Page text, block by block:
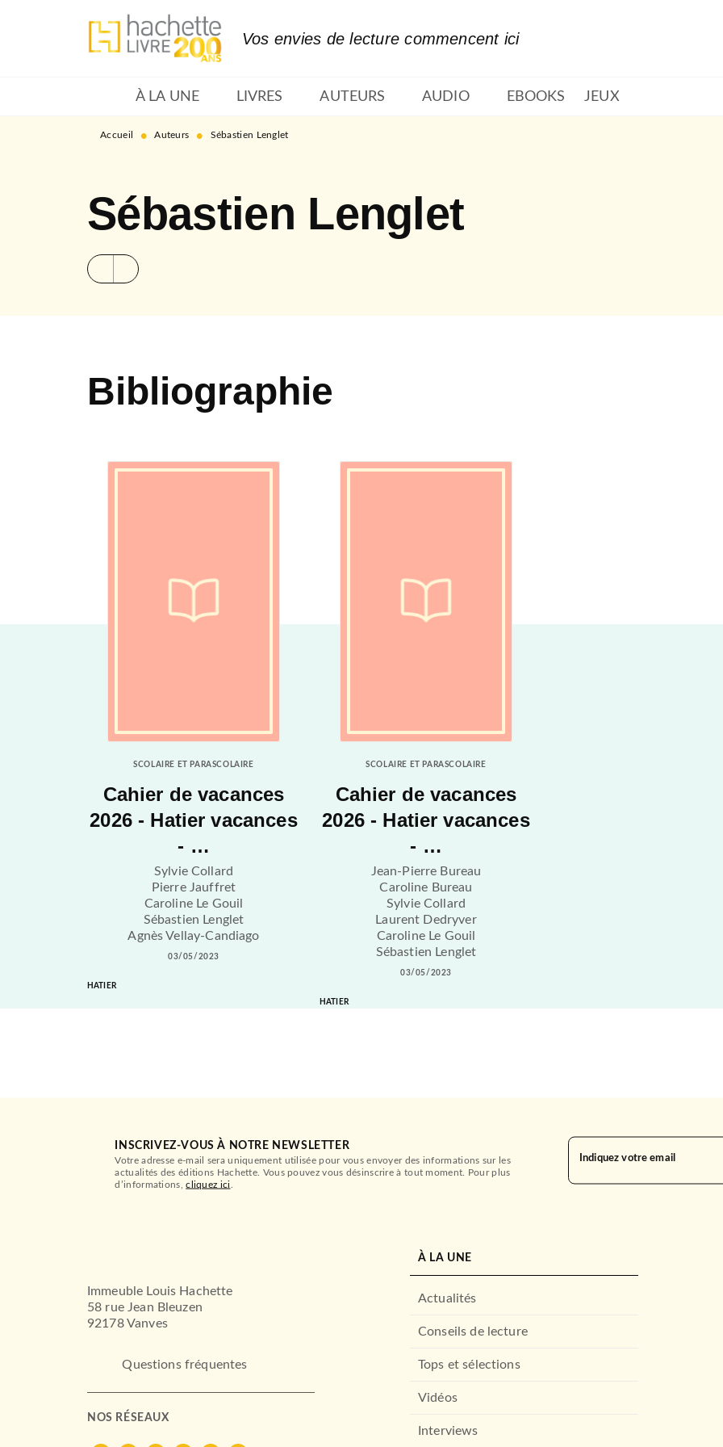
MENU RECHERCHE
Vos envies de lecture commencent ici
À LA UNE LIVRES AUTEURS AUDIO EBOOKS JEUX
Accueil • Auteurs • Sébastien Lenglet
Sébastien Lenglet
Bibliographie
SCOLAIRE ET PARASCOLAIRE
Cahier de vacances
2026 - Hatier vacances
- …
Sylvie Collard
Pierre Jauffret
Caroline Le Gouil
Sébastien Lenglet
Agnès Vellay-Candiago
03/05/2023
HATIER
SCOLAIRE ET PARASCOLAIRE
Cahier de vacances
2026 - Hatier vacances
- …
Jean-Pierre Bureau
Caroline Bureau
Sylvie Collard
Laurent Dedryver
Caroline Le Gouil
Sébastien Lenglet
03/05/2023
HATIER
INSCRIVEZ-VOUS À NOTRE NEWSLETTER
Votre adresse e-mail sera uniquement utilisée pour vous envoyer des informations sur les
actualités des éditions Hachette. Vous pouvez vous désinscrire à tout moment. Pour plus
d’informations,cliquez ici
Indiquez votre email
Immeuble Louis Hachette
58 rue Jean Bleuzen
92178 Vanves
Questions fréquentes
NOS RÉSEAUX
À LA UNE
Actualités
Conseils de lecture
Tops et sélections
Vidéos
Interviews